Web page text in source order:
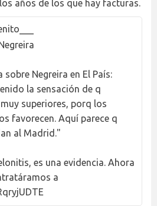
años de los que hay facturas.
sobre Negreira en El País:
la sensación de q
superiores, porq los
favorecen. Aquí parece q
al Madrid."
es una evidencia. Ahora
a